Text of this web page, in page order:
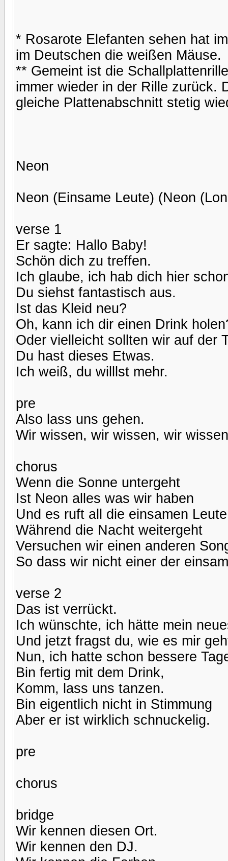
* Rosarote Elefanten sehen hat
im Deutschen die weißen Mäuse.
** Gemeint ist die
immer wieder in der Rille zurück.
gleiche Plattenabschnitt stetig
Neon
Neon (Einsame Leute) (Neon
verse 1
Er sagte: Hallo Baby!
Schön dich zu treffen.
Ich glaube, ich hab dich hier
Du siehst fantastisch aus.
Ist das Kleid neu?
Oh, kann ich dir einen Drink
Oder vielleicht sollten wir auf der
Du hast dieses Etwas.
Ich weiß, du willlst mehr.
pre
Also lass uns gehen.
Wir wissen, wir wissen, wir
chorus
Wenn die Sonne untergeht
Ist Neon alles was wir haben
Und es ruft all die einsamen
Während die Nacht weitergeht
Versuchen wir einen anderen
So dass wir nicht einer der
verse 2
Das ist verrückt.
Ich wünschte, ich hätte mein
Und jetzt fragst du, wie es mir
Nun, ich hatte schon bessere
Bin fertig mit dem Drink,
Komm, lass uns tanzen.
Bin eigentlich nicht in Stimmung
Aber er ist wirklich schnuckelig.
pre
chorus
bridge
Wir kennen diesen Ort.
Wir kennen den DJ.